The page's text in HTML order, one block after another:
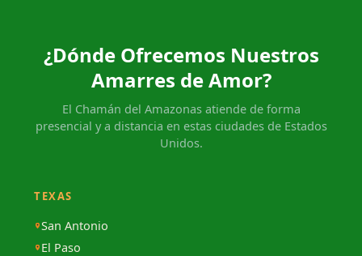
¿Dónde Ofrecemos Nuestros
Amarres de Amor?
El Chamán del Amazonas atiende de forma
presencial y a distancia en estas ciudades de Estados
Unidos.
TEXAS
San Antonio
El Paso